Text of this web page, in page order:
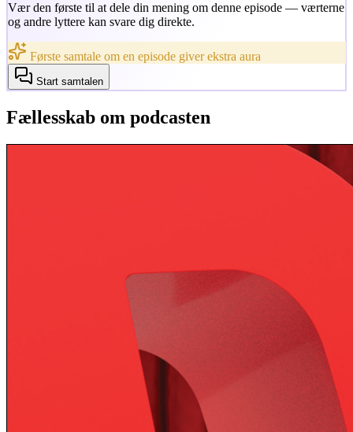
Vær den første til at dele din mening om denne episode — værterne
og andre lyttere kan svare dig direkte.
Første samtale om en episode giver ekstra aura
Start samtalen
Fællesskab om podcasten